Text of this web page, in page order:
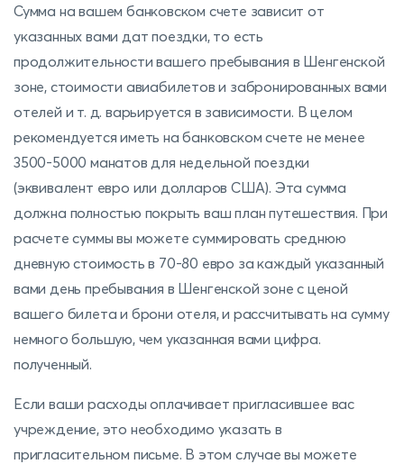
Сумма на вашем банковском счете зависит от
указанных вами дат поездки, то есть
продолжительности вашего пребывания в Шенгенской
зоне, стоимости авиабилетов и забронированных вами
отелей и т. д. варьируется в зависимости. В целом
рекомендуется иметь на банковском счете не менее
3500-5000 манатов для недельной поездки
(эквивалент евро или долларов США). Эта сумма
должна полностью покрыть ваш план путешествия. При
расчете суммы вы можете суммировать среднюю
дневную стоимость в 70-80 евро за каждый указанный
вами день пребывания в Шенгенской зоне с ценой
вашего билета и брони отеля, и рассчитывать на сумму
немного большую, чем указанная вами цифра.
полученный.
Если ваши расходы оплачивает пригласившее вас
учреждение, это необходимо указать в
пригласительном письме. В этом случае вы можете